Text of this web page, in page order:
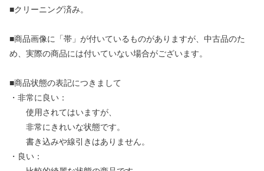
■クリーニング済み。
■商品画像に「帯」が付いているものがありますが、中古品のた
め、実際の商品には付いていない場合がございます。
■商品状態の表記につきまして
・非常に良い：
使用されてはいますが、
非常にきれいな状態です。
書き込みや線引きはありません。
・良い：